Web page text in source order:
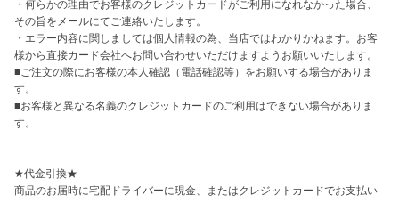
・何らかの理由でお客様のクレジットカードがご利用になれなかった場合、
その旨をメールにてご連絡いたします。
・エラー内容に関しましては個人情報の為、当店ではわかりかねます。お客
様から直接カード会社へお問い合わせいただけますようお願いいたします。
■ご注文の際にお客様の本人確認（電話確認等）をお願いする場合がありま
す。
■お客様と異なる名義のクレジットカードのご利用はできない場合がありま
す。
★代金引換★
商品のお届時に宅配ドライバーに現金、またはクレジットカードでお支払い